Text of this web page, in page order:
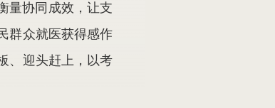
量协同成效，让支
群众就医获得感作
、迎头赶上，以考